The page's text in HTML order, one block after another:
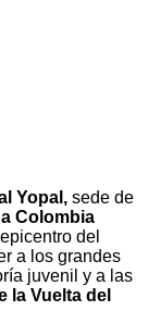
Yopal, sede de
Colombia
del
a los grandes
juvenil y a las
la Vuelta del